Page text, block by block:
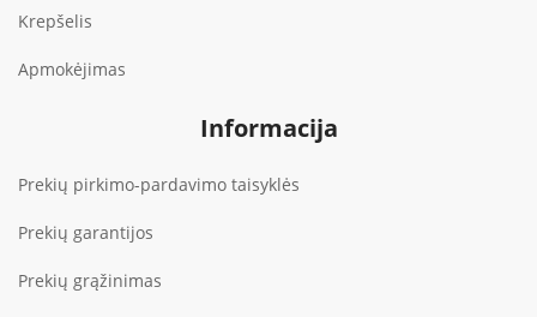
Krepšelis
Apmokėjimas
Informacija
Prekių pirkimo-pardavimo taisyklės
Prekių garantijos
Prekių grąžinimas